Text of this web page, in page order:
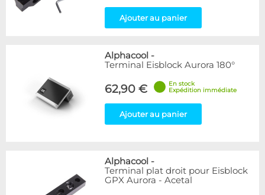
Ajouter au panier
Alphacool -
Terminal Eisblock Aurora 180°
62,90 €
En stock
Expédition immédiate
Ajouter au panier
Alphacool -
Terminal plat droit pour Eisblock
GPX Aurora - Acetal